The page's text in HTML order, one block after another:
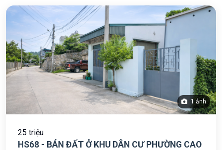
1 ảnh
25 triệu
HS68 - BÁN ĐẤT Ở KHU DÂN CƯ PHƯỜNG CAO